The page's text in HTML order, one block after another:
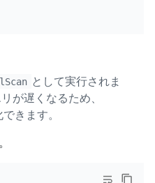
として実行されま
が遅くなるため、
きます。